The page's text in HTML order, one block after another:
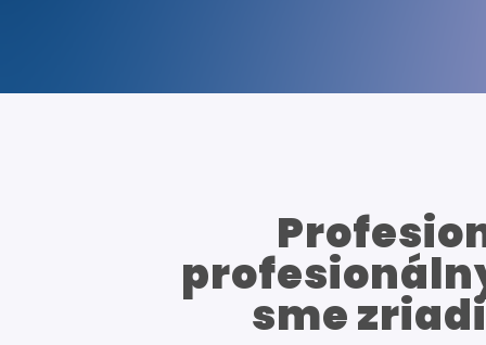
sme